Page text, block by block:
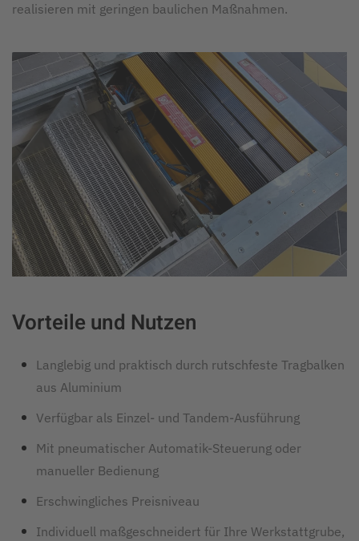
realisieren mit geringen baulichen Maßnahmen.
Vorteile und Nutzen
Langlebig und praktisch durch rutschfeste Tragbalken
aus Aluminium
Verfügbar als Einzel- und Tandem-Ausführung
Mit pneumatischer Automatik-Steuerung oder
manueller Bedienung
Erschwingliches Preisniveau
Individuell maßgeschneidert für Ihre Werkstattgrube,